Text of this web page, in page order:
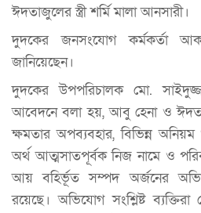
ঈদতাজুলের স্ত্রী শর্মি মালা আনসারী।
দুদকের জনসংযোগ কর্মকর্তা
জানিয়েছেন।
দুদকের উপপরিচালক মো.
আবেদনে বলা হয়, আবু হেনা ও
ক্ষমতার অপব্যবহার, বিভিন্ন অনিয়ম
অর্থ আত্মসাতপূর্বক নিজ নামে ও
আয় বহির্ভূত সম্পদ অর্জনের
রয়েছে। অভিযোগ সংশ্লিষ্ট